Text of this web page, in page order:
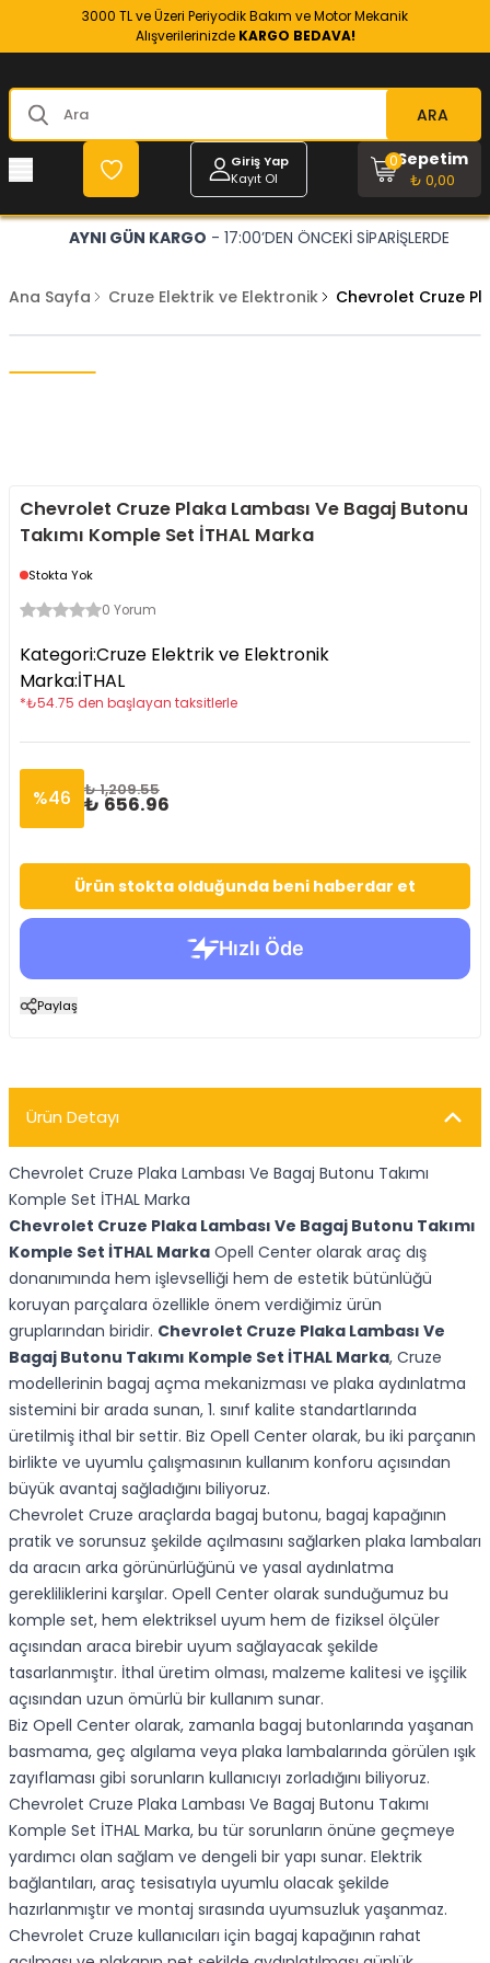
3000 TL ve Üzeri Periyodik Bakım ve Motor Mekanik
Alışverilerinizde KARGO BEDAVA!
ARA
Giriş Yap
Kayıt Ol
Sepetim
₺ 0,00
0
AYNI GÜN KARGO - 17:00’DEN ÖNCEKİ SİPARİŞLERDE
Ana Sayfa Cruze Elektrik ve Elektronik Chevrolet Cruze
Chevrolet Cruze Plaka Lambası Ve Bagaj Butonu
Takımı Komple Set İTHAL Marka
Stokta Yok
0 Yorum
Kategori:Cruze Elektrik ve Elektronik
Marka:İTHAL
*₺54.75 den başlayan taksitlerle
%46 ₺ 1,209.55
₺ 656.96
Ürün stokta olduğunda beni haberdar et
Paylaş
Ürün Detayı
Chevrolet Cruze Plaka Lambası Ve Bagaj Butonu Takımı
Komple Set İTHAL Marka
Chevrolet Cruze Plaka Lambası Ve Bagaj Butonu Takımı
Komple Set İTHAL Marka Opell Center olarak araç dış
donanımında hem işlevselliği hem de estetik bütünlüğü
koruyan parçalara özellikle önem verdiğimiz ürün
gruplarından biridir. Chevrolet Cruze Plaka Lambası Ve
Bagaj Butonu Takımı Komple Set İTHAL Marka, Cruze
modellerinin bagaj açma mekanizması ve plaka aydınlatma
sistemini bir arada sunan, 1. sınıf kalite standartlarında
üretilmiş ithal bir settir. Biz Opell Center olarak, bu iki parçanın
birlikte ve uyumlu çalışmasının kullanım konforu açısından
büyük avantaj sağladığını biliyoruz.
Chevrolet Cruze araçlarda bagaj butonu, bagaj kapağının
pratik ve sorunsuz şekilde açılmasını sağlarken plaka lambaları
da aracın arka görünürlüğünü ve yasal aydınlatma
gerekliliklerini karşılar. Opell Center olarak sunduğumuz bu
komple set, hem elektriksel uyum hem de fiziksel ölçüler
açısından araca birebir uyum sağlayacak şekilde
tasarlanmıştır. İthal üretim olması, malzeme kalitesi ve işçilik
açısından uzun ömürlü bir kullanım sunar.
Biz Opell Center olarak, zamanla bagaj butonlarında yaşanan
basmama, geç algılama veya plaka lambalarında görülen ışık
zayıflaması gibi sorunların kullanıcıyı zorladığını biliyoruz.
Chevrolet Cruze Plaka Lambası Ve Bagaj Butonu Takımı
Komple Set İTHAL Marka, bu tür sorunların önüne geçmeye
yardımcı olan sağlam ve dengeli bir yapı sunar. Elektrik
bağlantıları, araç tesisatıyla uyumlu olacak şekilde
hazırlanmıştır ve montaj sırasında uyumsuzluk yaşanmaz.
Chevrolet Cruze kullanıcıları için bagaj kapağının rahat